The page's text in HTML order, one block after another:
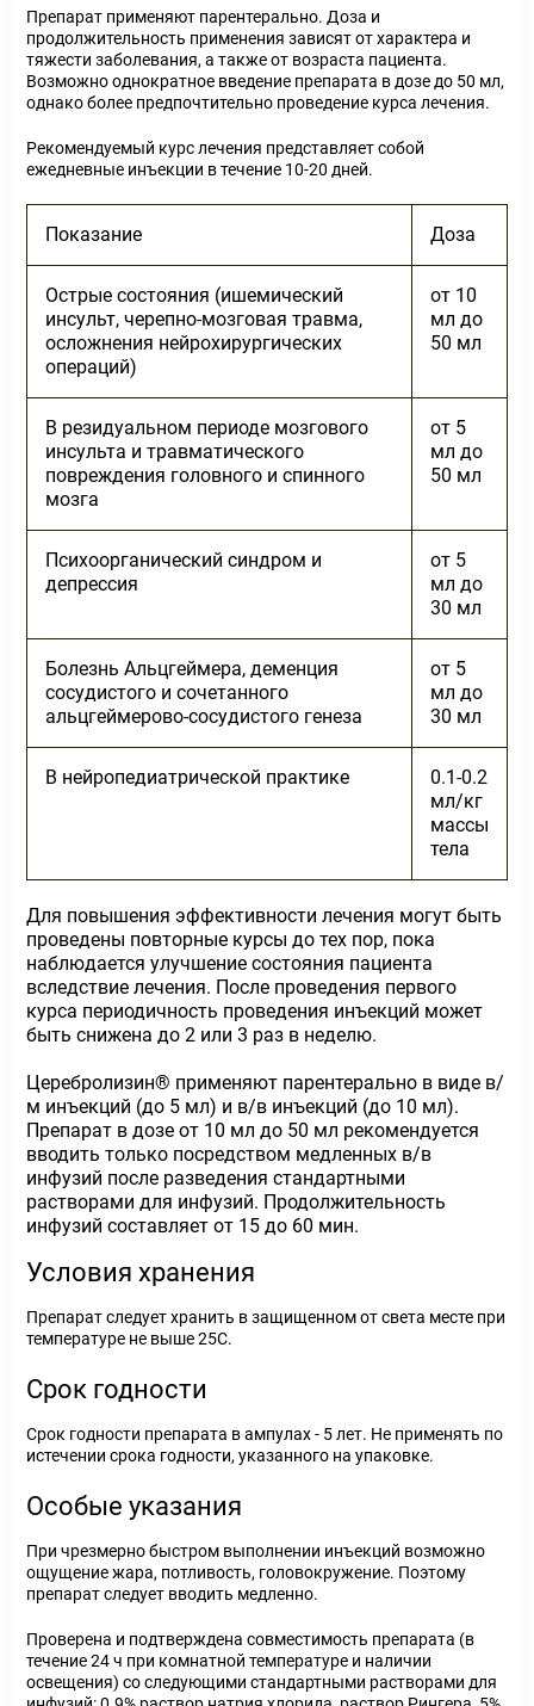
Препарат применяют парентерально. Доза и
продолжительность применения зависят от характера и
тяжести заболевания, а также от возраста пациента.
Возможно однократное введение препарата в дозе до 50 мл,
однако более предпочтительно проведение курса лечения.
Рекомендуемый курс лечения представляет собой
ежедневные инъекции в течение 10-20 дней.
Показание Доза
Острые состояния (ишемический
инсульт, черепно-мозговая травма,
осложнения нейрохирургических
операций)
от 10
мл до
50 мл
В резидуальном периоде мозгового
инсульта и травматического
повреждения головного и спинного
мозга
от 5
мл до
50 мл
Психоорганический синдром и
депрессия
от 5
мл до
30 мл
Болезнь Альцгеймера, деменция
сосудистого и сочетанного
альцгеймерово-сосудистого генеза
от 5
мл до
30 мл
В нейропедиатрической практике
0.1-0.2
мл/кг
массы
тела
Для повышения эффективности лечения могут быть
проведены повторные курсы до тех пор, пока
наблюдается улучшение состояния пациента
вследствие лечения. После проведения первого
курса периодичность проведения инъекций может
быть снижена до 2 или 3 раз в неделю.
Церебролизин® применяют парентерально в виде в/
м инъекций (до 5 мл) и в/в инъекций (до 10 мл).
Препарат в дозе от 10 мл до 50 мл рекомендуется
вводить только посредством медленных в/в
инфузий после разведения стандартными
растворами для инфузий. Продолжительность
инфузий составляет от 15 до 60 мин.
Условия хранения
Препарат следует хранить в защищенном от света месте при
температуре не выше 25C.
Срок годности
Срок годности препарата в ампулах - 5 лет. Не применять по
истечении срока годности, указанного на упаковке.
Особые указания
При чрезмерно быстром выполнении инъекций возможно
ощущение жара, потливость, головокружение. Поэтому
препарат следует вводить медленно.
Проверена и подтверждена совместимость препарата (в
течение 24 ч при комнатной температуре и наличии
освещения) со следующими стандартными растворами для